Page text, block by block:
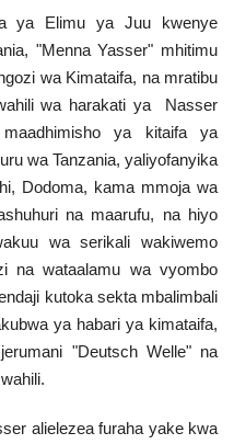
wa
ya Elimu ya Juu kwenye
"Menna Yasser" mhitimu
wa Kimataifa, na mratibu
wa harakati ya Nasser
ya kitaifa ya
wa Tanzania, yaliyofanyika
Dodoma, kama mmoja wa
na maarufu, na hiyo
wa serikali wakiwemo
na wataalamu wa vyombo
kutoka sekta mbalimbali
ya habari ya kimataifa,
"Deutsch Welle" na
alielezea furaha yake kwa